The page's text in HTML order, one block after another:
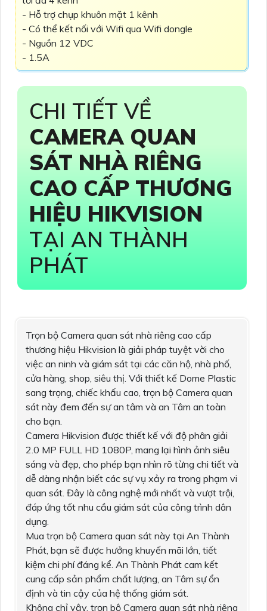
- Hỗ trợ chụp khuôn mặt 1 kênh
- Có thể kết nối với Wifi qua Wifi dongle
- Nguồn 12 VDC
- 1.5A
CHI TIẾT VỀ
CAMERA QUAN
SÁT NHÀ RIÊNG
CAO CẤP THƯƠNG
HIỆU HIKVISION
TẠI AN THÀNH
PHÁT
Trọn bộ Camera quan sát nhà riêng cao cấp
thương hiệu Hikvision là giải pháp tuyệt vời cho
việc an ninh và giám sát tại các căn hộ, nhà phố,
cửa hàng, shop, siêu thị. Với thiết kế Dome Plastic
sang trọng, chiếc khấu cao, trọn bộ Camera quan
sát này đem đến sự an tâm và an Tâm an toàn
cho bạn.
Camera Hikvision được thiết kế với độ phân giải
2.0 MP FULL HD 1080P, mang lại hình ảnh siêu
sáng và đẹp, cho phép bạn nhìn rõ từng chi tiết và
dễ dàng nhận biết các sự vụ xảy ra trong phạm vi
quan sát. Đây là công nghệ mới nhất và vượt trội,
đáp ứng tốt nhu cầu giám sát của công trình dân
dụng.
Mua trọn bộ Camera quan sát này tại An Thành
Phát, bạn sẽ được hưởng khuyến mãi lớn, tiết
kiệm chi phí đáng kể. An Thành Phát cam kết
cung cấp sản phẩm chất lượng, an Tâm sự ổn
định và tin cậy của hệ thống giám sát.
Không chỉ vậy, trọn bộ Camera quan sát nhà riêng